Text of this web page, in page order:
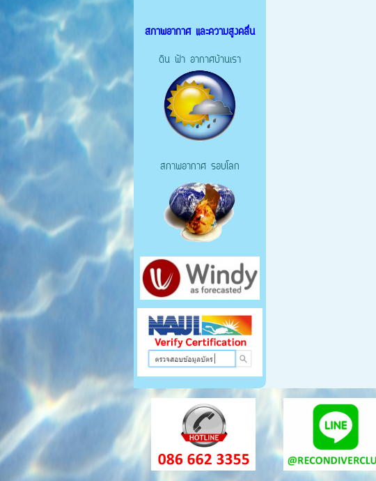
สภาพอากาศ และความสูงคลื่น
ดิน ฟ้า อากาศบ้านเรา
สภาพอากาศ รอบโลก